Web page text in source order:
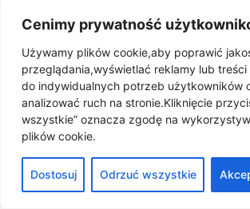
Cenimy prywatność
Używamy plików cookie,aby poprawić
przeglądania,wyświetlać reklamy lub treści
do indywidualnych potrzeb użytkowników
analizować ruch na stronie.Kliknięcie
wszystkie” oznacza zgodę na
plików cookie.
Dostosuj Odrzuć wszystkie
Czym jest User Generated
dlaczego marki to
P
o
s
t
t
2026-06-20
Copyright © 2026 All rights